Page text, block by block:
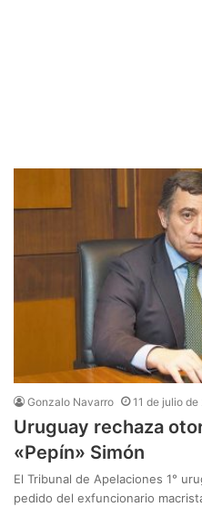
Gonzalo Navarro 11 de julio de
Uruguay rechaza
«Pepín» Simón
El Tribunal de Apelaciones 1°
pedido del exfuncionario